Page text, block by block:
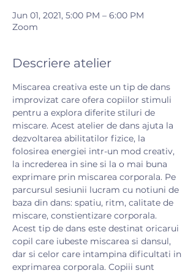
Jun 01, 2021, 5:00 PM – 6:00 PM
Zoom
Descriere atelier
Miscarea creativa este un tip de dans
improvizat care ofera copiilor stimuli
pentru a explora diferite stiluri de
miscare. Acest atelier de dans ajuta la
dezvoltarea abilitatilor fizice, la
folosirea energiei intr-un mod creativ,
la increderea in sine si la o mai buna
exprimare prin miscarea corporala. Pe
parcursul sesiunii lucram cu notiuni de
baza din dans: spatiu, ritm, calitate de
miscare, constientizare corporala.
Acest tip de dans este destinat oricarui
copil care iubeste miscarea si dansul,
dar si celor care intampina dificultati in
exprimarea corporala. Copiii sunt